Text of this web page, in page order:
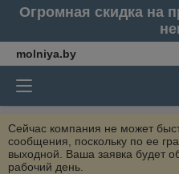
Огромная скидка на
molniya.by
Сейчас компания не может
сообщения, поскольку по ее
выходной. Ваша заявка будет
рабочий день.